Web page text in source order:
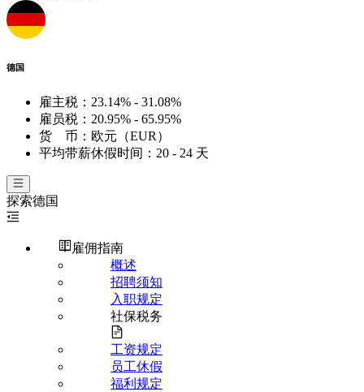
德国
雇主税： 23.14% - 31.08%
雇员税： 20.95% - 65.95%
货 币： 欧元（EUR）
平均带薪休假时间： 20 - 24 天
探索德国
雇佣指南
概述
招聘须知
入职规定
社保税务
工资规定
员工休假
福利规定